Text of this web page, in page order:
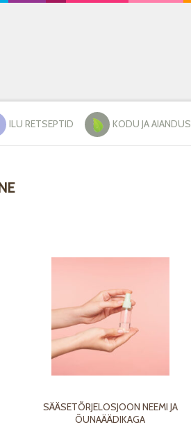
ILU RETSEPTID KODU JA AIANDUS
SÄÄSETÕRJELOSJOON NEEMI JA
ÕUNAÄÄDIKAGA